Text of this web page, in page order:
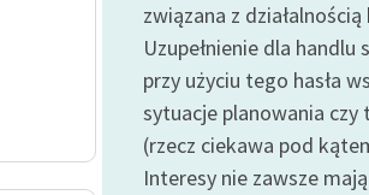
związana z
Uzupełnienie dla handlu
przy użyciu tego hasła
sytuacje planowania czy
(rzecz ciekawa pod
Interesy nie zawsze